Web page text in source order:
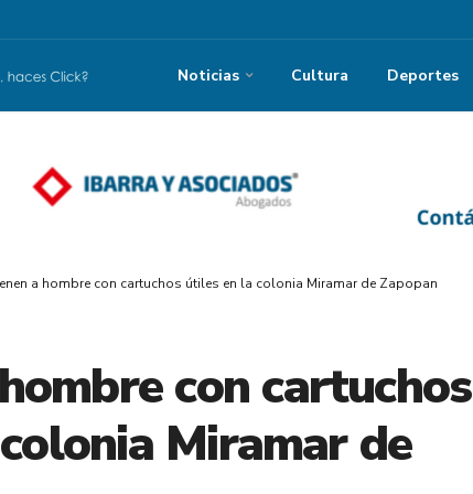
Noticias Cultura Deportes
a hombre con cartuchos útiles en la colonia Miramar de Zapopan
con cartuchos
Miramar de